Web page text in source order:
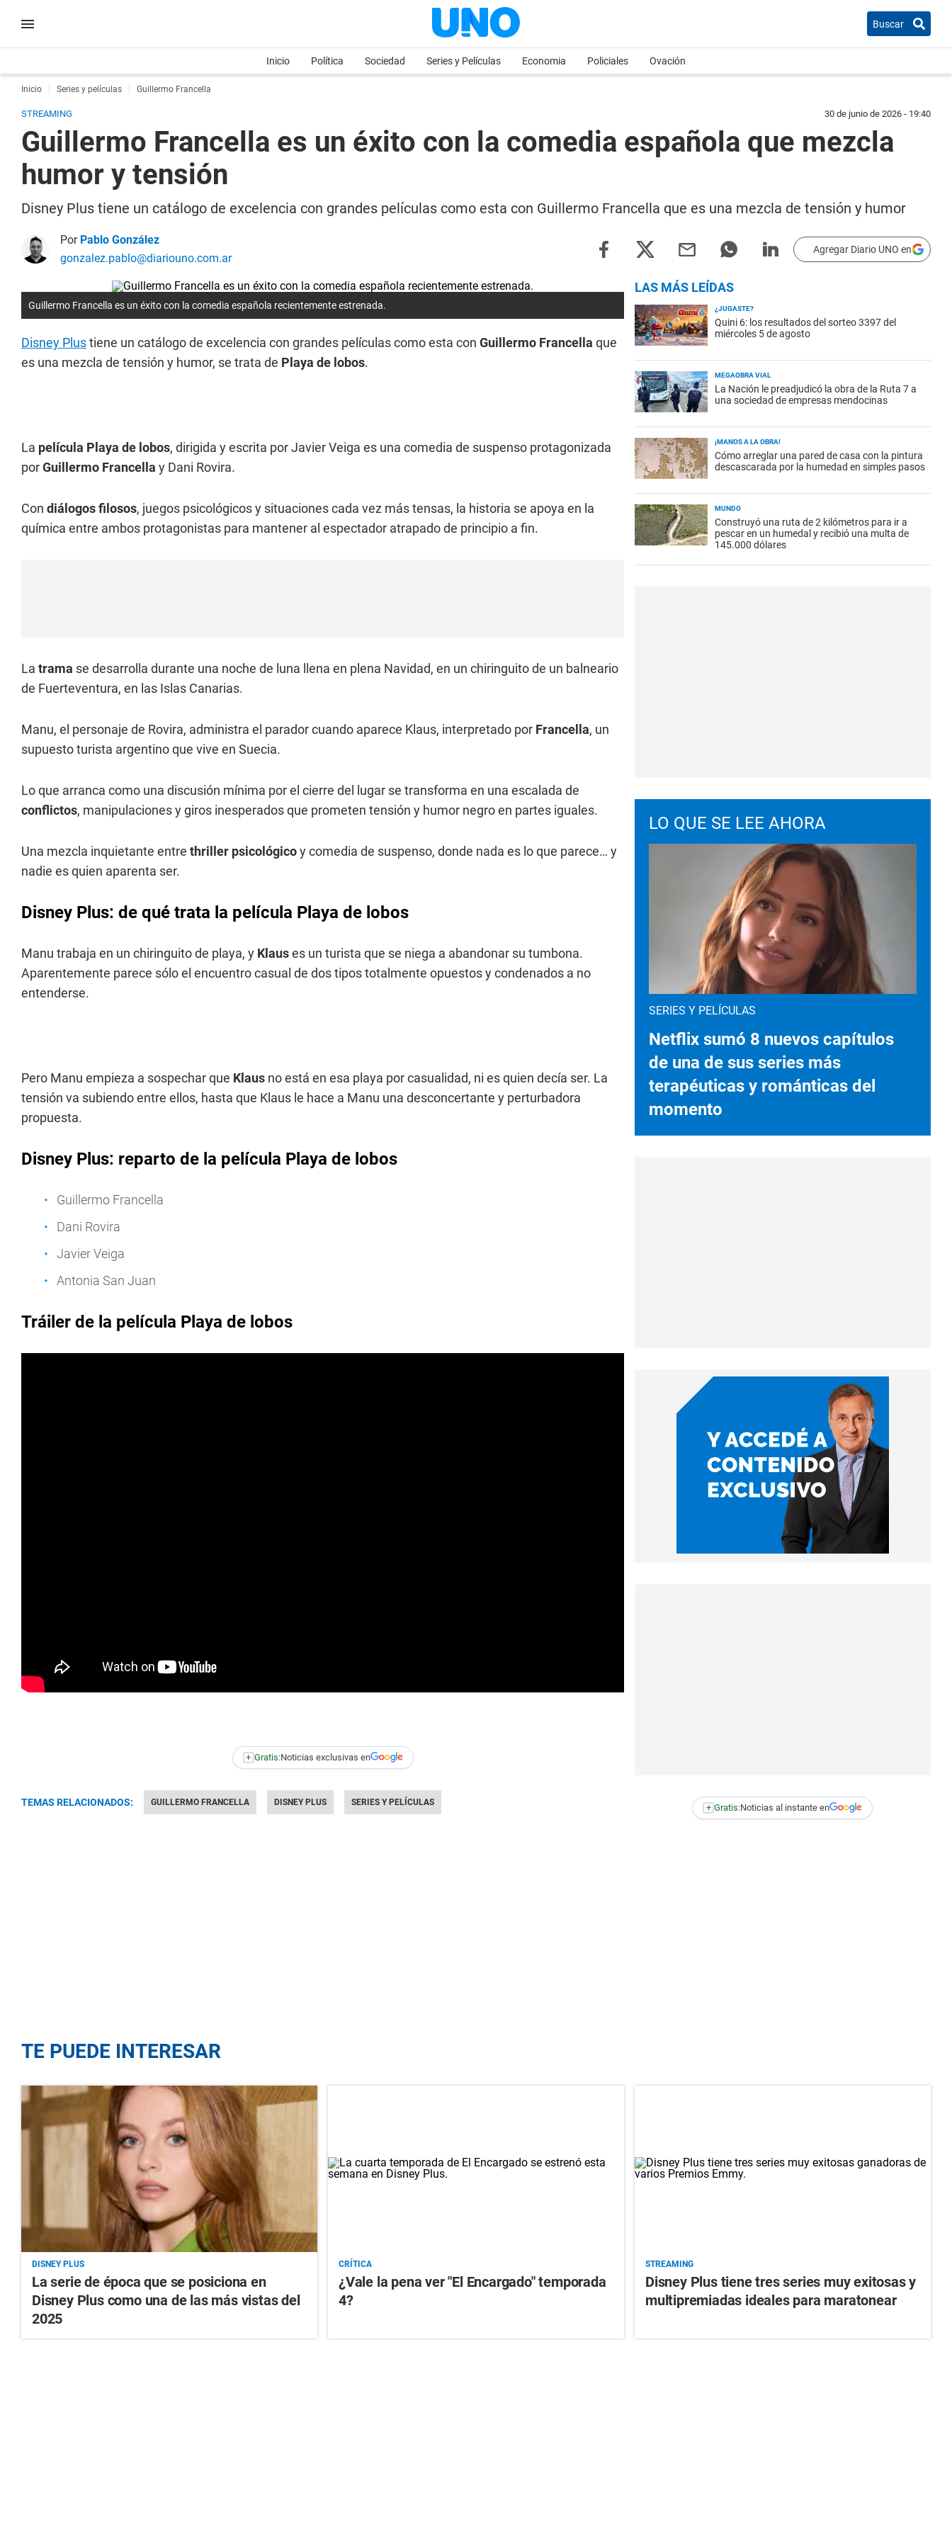
Buscar
Inicio Política Sociedad Series y Películas Economia Policiales Ovación
Inicio Series y películas Guillermo Francella
STREAMING 30 de junio de 2026 - 19:40
Guillermo Francella es un éxito con la comedia española que mezcla
humor y tensión
Disney Plus tiene un catálogo de excelencia con grandes películas como esta con Guillermo Francella que es una mezcla de tensión y humor
Por Pablo González
gonzalez.pablo@diariouno.com.ar
Agregar Diario UNO en
Guillermo Francella es un éxito con la comedia española recientemente estrenada.
Disney Plustiene un catálogo de excelencia con grandes películas como esta con Guillermo Francella que
es una mezcla de tensión y humor, se trata de Playa de lobos.
La película Playa de lobos, dirigida y escrita por Javier Veiga es una comedia de suspenso protagonizada
porGuillermo Francella y Dani Rovira.
Con diálogos filosos, juegos psicológicos y situaciones cada vez más tensas, la historia se apoya en la
química entre ambos protagonistas para mantener al espectador atrapado de principio a fin.
La trama se desarrolla durante una noche de luna llena en plena Navidad, en un chiringuito de un balneario
de Fuerteventura, en las Islas Canarias.
Manu, el personaje de Rovira, administra el parador cuando aparece Klaus, interpretado por Francella, un
supuesto turista argentino que vive en Suecia.
Lo que arranca como una discusión mínima por el cierre del lugar se transforma en una escalada de
conflictos, manipulaciones y giros inesperados que prometen tensión y humor negro en partes iguales.
Una mezcla inquietante entre thriller psicológicoy comedia de suspenso, donde nada es lo que parece… y
nadie es quien aparenta ser.
Disney Plus: de qué trata la película Playa de lobos
Manu trabaja en un chiringuito de playa, y Klauses un turista que se niega a abandonar su tumbona.
Aparentemente parece sólo el encuentro casual de dos tipos totalmente opuestos y condenados a no
entenderse.
Pero Manu empieza a sospechar que Klaus no está en esa playa por casualidad, ni es quien decía ser. La
tensión va subiendo entre ellos, hasta que Klaus le hace a Manu una desconcertante y perturbadora
propuesta.
Disney Plus: reparto de la película Playa de lobos
Guillermo Francella
Dani Rovira
Javier Veiga
Antonia San Juan
Tráiler de la película Playa de lobos
+ Gratis:Noticias exclusivas en
TEMAS RELACIONADOS: GUILLERMO FRANCELLA DISNEY PLUS SERIES Y PELÍCULAS
LAS MÁS LEÍDAS
¿JUGASTE?
Quini 6: los resultados del sorteo 3397 del
miércoles 5 de agosto
MEGAOBRA VIAL
La Nación le preadjudicó la obra de la Ruta 7 a
una sociedad de empresas mendocinas
¡MANOS A LA OBRA!
Cómo arreglar una pared de casa con la pintura
descascarada por la humedad en simples pasos
MUNDO
Construyó una ruta de 2 kilómetros para ir a
pescar en un humedal y recibió una multa de
145.000 dólares
LO QUE SE LEE AHORA
SERIES Y PELÍCULAS
Netflix sumó 8 nuevos capítulos
de una de sus series más
terapéuticas y románticas del
momento
+ Gratis:Noticias al instante en
TE PUEDE INTERESAR
DISNEY PLUS
La serie de época que se posiciona en
Disney Plus como una de las más vistas del
2025
CRÍTICA
¿Vale la pena ver "El Encargado" temporada
4?
STREAMING
Disney Plus tiene tres series muy exitosas y
multipremiadas ideales para maratonear